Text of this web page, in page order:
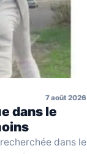
7 août 2026
dans le
dans le